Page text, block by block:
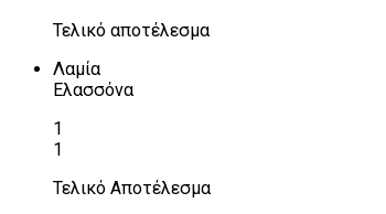
Τελικό αποτέλεσμα
Λαμία
Ελασσόνα
1
1
Τελικό Αποτέλεσμα